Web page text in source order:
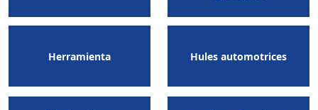
Herramienta Hules automotrices